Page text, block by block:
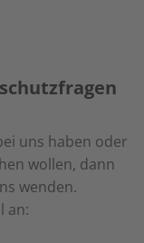
uns haben oder
wollen, dann
wenden.
an: